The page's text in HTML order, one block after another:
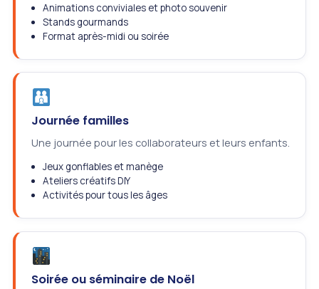
Animations conviviales et photo souvenir
Stands gourmands
Format après-midi ou soirée
Journée familles
Une journée pour les collaborateurs et leurs enfants.
Jeux gonflables et manège
Ateliers créatifs DIY
Activités pour tous les âges
Soirée ou séminaire de Noël